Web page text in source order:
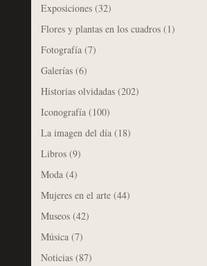
Exposiciones(32)
Flores y plantas en los cuadros(1)
Fotografía(7)
Galerías(6)
Historias olvidadas(202)
Iconografía(100)
La imagen del día(18)
Libros(9)
Moda(4)
Mujeres en el arte(44)
Museos(42)
Música(7)
Noticias(87)